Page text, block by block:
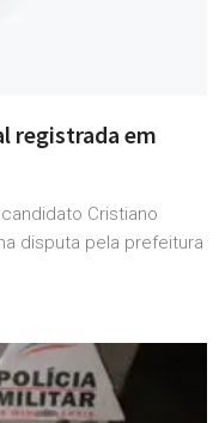
registrada em
Cristiano
disputa pela prefeitura